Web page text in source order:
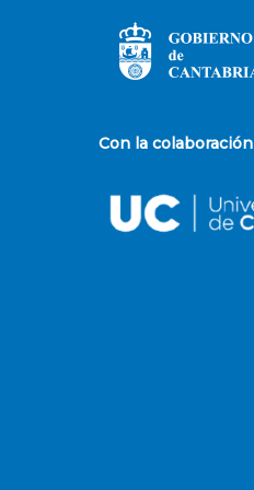
Con la colaboración